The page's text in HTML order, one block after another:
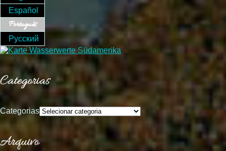
Español
Português
Русский
Categorias
Categorias
Arquivo